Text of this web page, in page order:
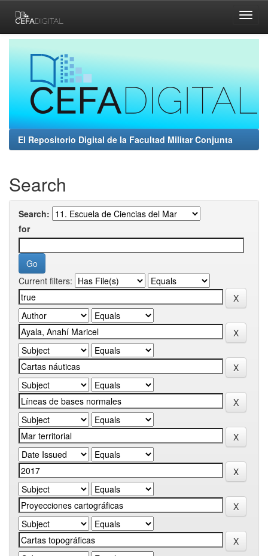
navigation
El Repositorio Digital de la Facultad Militar Conjunta
Search
Search:
for
Current filters: